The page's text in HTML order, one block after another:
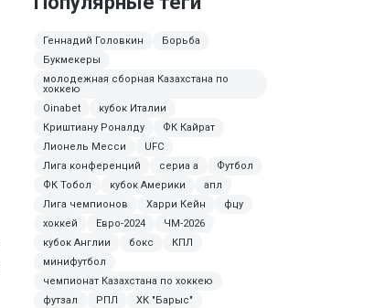
Геннадий Головкин
Борьба
Букмекеры
молодежная сборная Казахстана по
хоккею
Oinabet
кубок Италии
Криштиану Роналду
ФК Кайрат
Лионель Месси
UFC
Лига конференций
сериа а
Футбол
ФК Тобол
кубок Америки
апл
Лига чемпионов
Харри Кейн
фцу
хоккей
Евро-2024
ЧМ-2026
кубок Англии
бокс
КПЛ
минифутбол
чемпионат Казахстана по хоккею
футзал
РПЛ ХК "Барыс"